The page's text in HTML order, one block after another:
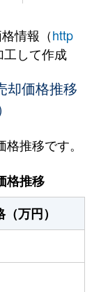
徒歩6分
徒歩10分
徒歩5分
徒歩2分
情報（http
工して作成
却価格推移
推移です。
格推移
万円）